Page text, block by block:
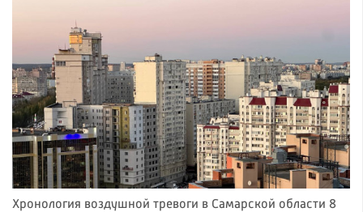
Хронология воздушной тревоги в Самарской области 8